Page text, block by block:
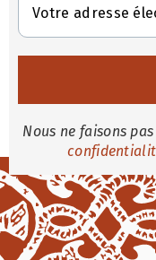
Nous ne faisons